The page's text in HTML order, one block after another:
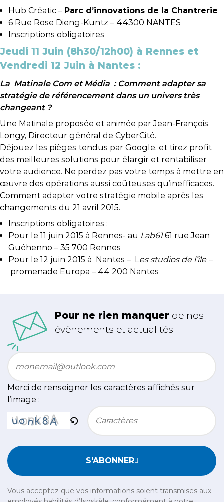
Hub Créatic – Parc d’innovations de la Chantrerie
6 Rue Rose Dieng-Kuntz – 44300 NANTES
Inscriptions obligatoires
Jeudi 11 Juin (8h30/12h00) à Rennes et
Vendredi 12 Juin à Nantes :
La Matinale Com et Média : Comment adapter sa
stratégie de référencement dans un univers très
changeant ?
Une Matinale proposée et animée par Jean-François
Longy, Directeur général de CyberCité.
Déjouez les pièges tendus par Google, et tirez profit
des meilleures solutions pour élargir et rentabiliser
votre audience. Ne perdez pas votre temps à mettre en
œuvre des opérations aussi coûteuses qu’inefficaces.
Comment adapter votre stratégie mobile après les
changements du 21 avril 2015.
Inscriptions obligatoires :
Pour le 11 juin 2015 à Rennes- au Lab6161 rue Jean
Guéhenno – 35 700 Rennes
Pour le 12 juin 2015 à Nantes – L es studios de l’île –
promenade Europa – 44 200 Nantes
Pour ne rien manquer de nos
évènements et actualités !
Email
Merci de renseigner les caractères affichés sur
l’image :
S'ABONNER
Vous acceptez que vos informations soient transmises aux